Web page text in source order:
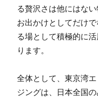
る贅沢さは他にはな
お出かけとしてだけ
る場として積極的に
ります。
全体として、東京湾
ジングは、日本全国